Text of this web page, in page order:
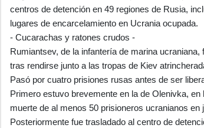
centros de detención en 49 regiones de Rusia,
lugares de encarcelamiento en Ucrania ocupada.
- Cucarachas y ratones crudos -
Rumiantsev, de la infantería de marina
tras rendirse junto a las tropas de Kiev
Pasó por cuatro prisiones rusas antes de ser
Primero estuvo brevemente en la de Olenivka,
muerte de al menos 50 prisioneros ucranianos
Posteriormente fue trasladado al centro de